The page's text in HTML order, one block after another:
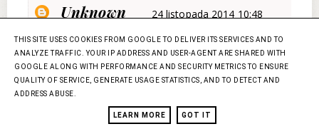
Unknown
24 listopada 2014 10:48
Rarroika bardzo polecam podkłady Annabelle
Minerals, są na prawdę świetne!Jeśli będziesz w
Warszawie możesz wszystkiego dotknąć i
wypróbować w ich nowo otwartym butiku przy
Mokotowskiej! Polecam też zamówić próbki i po
pełnowymiarowy.
THIS SITE USES COOKIES FROM GOOGLE TO DELIVER ITS SERVICES AND TO
ANALYZE TRAFFIC. YOUR IP ADDRESS AND USER-AGENT ARE SHARED WITH
GOOGLE ALONG WITH PERFORMANCE AND SECURITY METRICS TO ENSURE
QUALITY OF SERVICE, GENERATE USAGE STATISTICS, AND TO DETECT AND
ADDRESS ABUSE.
LEARN MORE GOT IT